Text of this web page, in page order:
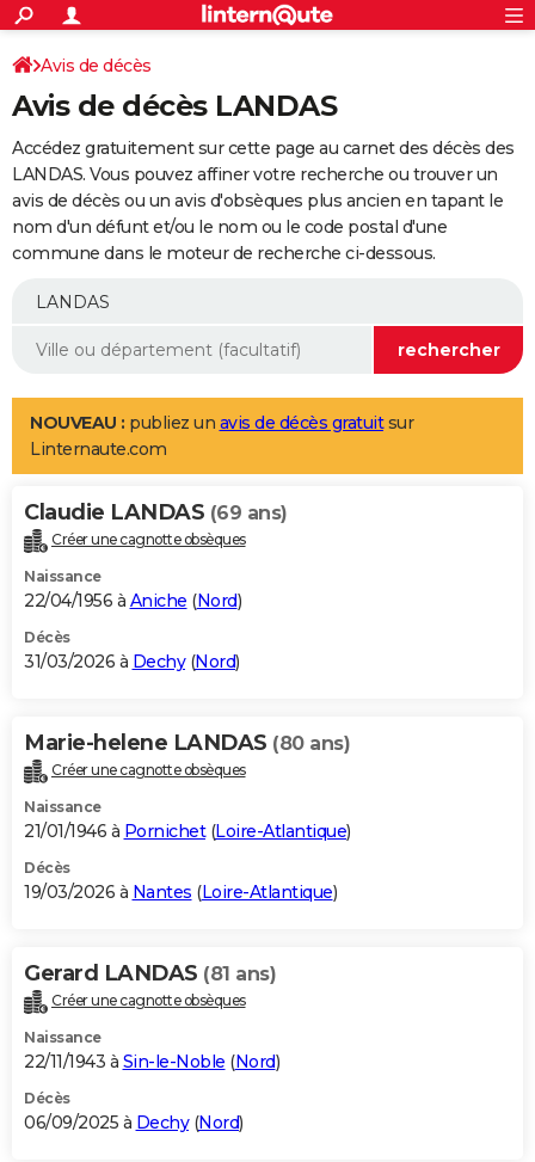
ACTUALITÉS
Politique
Société
Faits Divers
Education
Monde
Villes
+
SPORT
Coupe du monde 2026
Football
Tennis
Cyclisme
Rugby
Forum
Programme TV
TNTStreaming
Cinéma
Sorties cinéma
Musique
+
FINANCE
Retraite
Epargne
Immobilier
Risques naturels par ville
Banque
Assurance
AUTO
Essais
Réserver un essai
Citadines
Berlines
SUV
Forum auto
+
Mobiles
Meilleur smartphone
Internet
Ordinateurs
Jeux vidéo
Guide high-tech
Aménagement intérieur
LIFESTYLE
Art de vivre
Bien-être
Loisirs
Mode
Modes de vie
Alimentation
Guide de la santé
Maladies
Médicaments
Sommeil
VOYAGE
Destinations
City break
Voyage nature
Voyage de noces
Forum
Climat
+PHOTO
GUIDES D'ACHAT
BONS PLANS
Carte de Noël
Carte Bonne année
Carte Saint-Valentin
Carte Pâques
Carte d'anniversaire
DICTIONNAIRE
Dictionnaire
Biographies
Citations
Expressions
Proverbes
PROGRAMME TV
S'inscrire
Se connecter
Lycées
Collèges
Primaires
Universités
Entreprises
Service militaire
Avis de recherche
AVIS DE DÉCÈS
Bricolage
Lifestyle
Culture
Sport
Auto
Television
Voyage
Cinema
Avis de décès
Avis de décès LANDAS
Accédez gratuitement sur cette page au carnet des décès des
LANDAS. Vous pouvez affiner votre recherche ou trouver un
avis de décès ou un avis d'obsèques plus ancien en tapant le
nom d'un défunt et/ou le nom ou le code postal d'une
commune dans le moteur de recherche ci-dessous.
NOUVEAU : publiez un avis de décès gratuitsur
Linternaute.com
Claudie LANDAS (69 ans)
Créer une cagnotte obsèques
Naissance
22/04/1956 à Aniche (Nord)
Décès
31/03/2026 à Dechy(Nord)
Marie-helene LANDAS (80 ans)
Créer une cagnotte obsèques
Naissance
21/01/1946 à Pornichet(Loire-Atlantique)
Décès
19/03/2026 à Nantes (Loire-Atlantique)
Gerard LANDAS (81 ans)
Créer une cagnotte obsèques
Naissance
22/11/1943 à Sin-le-Noble (Nord)
Décès
06/09/2025 à Dechy(Nord)